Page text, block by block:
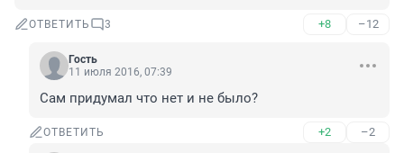
ОТВЕТИТЬ 3 +8 –12
Гость
11 июля 2016, 07:39
Сам придумал что нет и не было?
ОТВЕТИТЬ +2 –2